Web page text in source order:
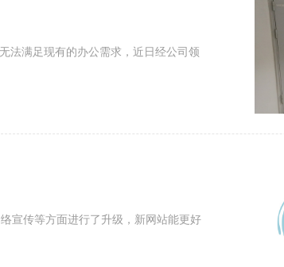
法满足现有的办公需求，近日经公司领
宣传等方面进行了升级，新网站能更好